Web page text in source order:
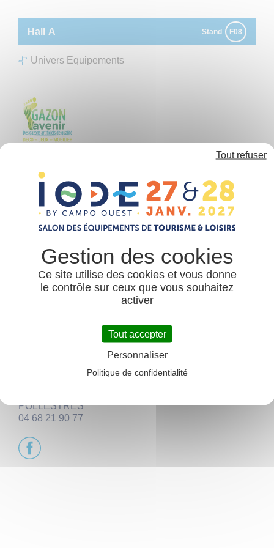
Hall A Stand F08
Univers Equipements
GAZON AVENIR
Mobilier d’intérieur et/ou extérieur
Équipement de loisirs et de sport Équipement hôtelier
Spécialisé dans le gazon synthétique depuis plus de
permis d’acquérir une importante notoriété sur ce
marché. Nous représentant maintenant un des
principaux grossistes et importateur français.
Depuis 8 ans, notre entreprise a fortement évolué sur
les marchés complémentaires City stade, Aire de jeux
http://www.gazonavenir.fr/
ZAC LA DEVEZE
POLLESTRES
04 68 21 90 77
Ce site utilise des cookies et vous donne
le contrôle sur ceux que vous souhaitez
activer
Tout accepter
Tout refuser
Personnaliser
Politique de confidentialité